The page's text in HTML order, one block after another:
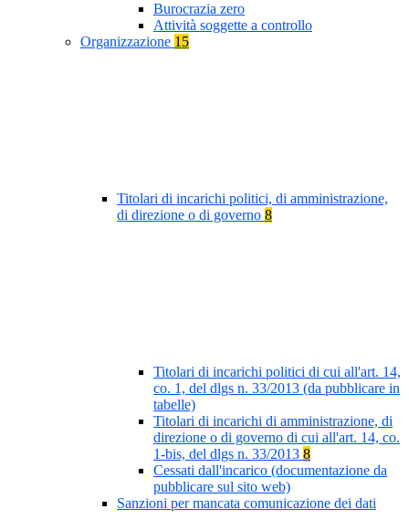
Burocrazia zero
Attività soggette a controllo
Organizzazione 15
Titolari di incarichi politici, di amministrazione,
di direzione o di governo 8
Titolari di incarichi politici di cui all'art. 14,
co. 1, del dlgs n. 33/2013 (da pubblicare in
tabelle)
Titolari di incarichi di amministrazione, di
direzione o di governo di cui all'art. 14, co.
1-bis, del dlgs n. 33/2013 8
Cessati dall'incarico (documentazione da
pubblicare sul sito web)
Sanzioni per mancata comunicazione dei dati